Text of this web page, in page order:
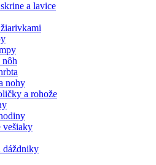
a lavice
nôh
nohy
a rohože
vešiaky
dáždniky